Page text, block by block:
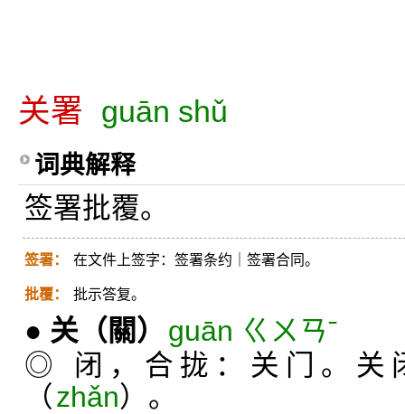
关署 guān shǔ
词典解释
签署批覆。
签署： 在文件上签字：签署条约｜签署合同。
批覆： 批示答复。
● 关 （關）
guān ㄍㄨㄢˉ
◎ 闭，合拢：关门。关
（zhǎn）。